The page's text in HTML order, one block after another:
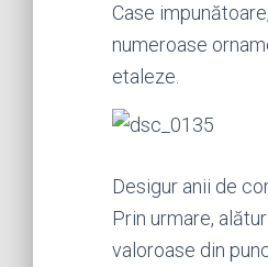
Case
numeroase
etaleze.
Desigur anii de
Prin urmare,
valoroase din